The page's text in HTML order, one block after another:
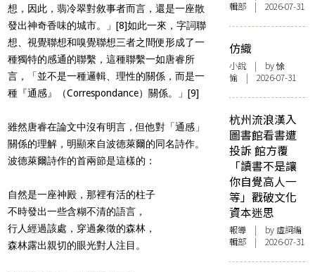
想，因此，翡冷翠對敘事者而言，還是一座散
發出神奇香味的城市。」[8]如此一來，字詞聯
想、視覺聯想和嗅覺聯想三者之間便形成了一
種獨特的感通的聯繫，這種聯繫一如唐睿所
言，「並不是一種邏輯、理性的關係，而是一
種『通感』（Correspondance）關係。」[9]
雖然唐睿在論文中沒有明言，但他對「通感」
關係的理解，明顯來自波德萊爾的同名詩作。
波德萊爾詩作的首兩節是這樣的：
自然是一座神殿，那裡有活的柱子
不時發出一些含糊不清的語言，
行人經過該處，穿過象徵的森林，
森林露出親切的眼光對人注目。
輯部 | 2026-07-31
仿織
小說 | by 悇
愉 | 2026-07-31
杭州流浪漢入
圖書館看書遭
投訴 館方覆
「讀書不是讓
你自覺高人一
等」戳破文化
資本迷思
報導 | by 虛詞編
輯部 | 2026-07-31